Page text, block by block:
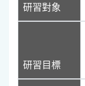
研習對象
研習目標